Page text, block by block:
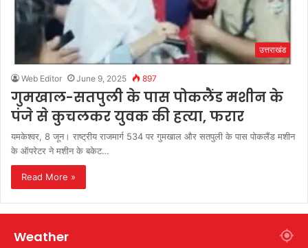
उत्तराखंड
Web Editor June 9, 2025 897
गुमखाल-सतपुली के पास पोकलैंड मशीन के
पंजे से कुचलकर युवक की हत्या, फरार
यमकेश्वर, 8 जून। राष्ट्रीय राजमार्ग 534 पर गुमखाल और सतपुली के पास पोकलैंड मशीन
के ऑपरेटर ने मशीन के बकेट…
Read More »
Weather